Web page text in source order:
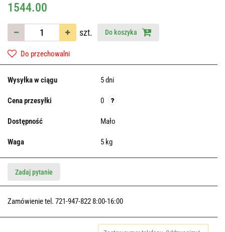
1544.00
szt. Do koszyka
Do przechowalni
Wysyłka w ciągu 5 dni
Cena przesyłki 0
Dostępność Mało
Waga 5 kg
Zadaj pytanie
Zamówienie tel. 721-947-822 8:00-16:00